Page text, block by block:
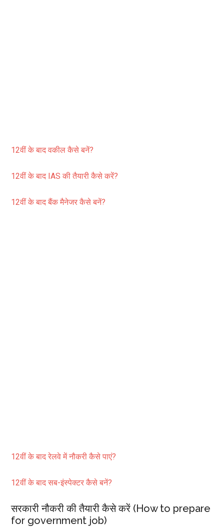
12वीं के बाद वकील कैसे बनें?
12वीं के बाद IAS की तैयारी कैसे करें?
12वीं के बाद बैंक मैनेजर कैसे बनें?
12वीं के बाद रेलवे में नौकरी कैसे पाएं?
12वीं के बाद सब-इंस्पेक्टर कैसे बनें?
सरकारी नौकरी की तैयारी कैसे करें (How to prepare
for government job)